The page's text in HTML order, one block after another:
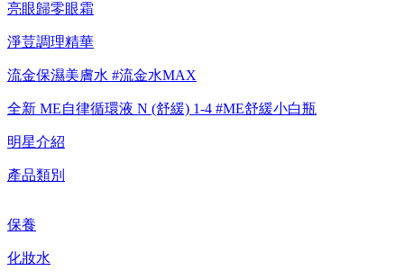
亮眼歸零眼霜
淨荳調理精華
流金保濕美膚水 #流金水MAX
全新 ME自律循環液 N (舒緩) 1-4 #ME舒緩小白瓶
明星介紹
產品類別
保養
化妝水